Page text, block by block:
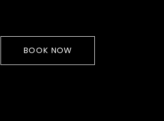
BOOK NOW